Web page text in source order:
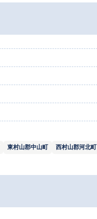
東村山郡中山町
西村山郡河北町